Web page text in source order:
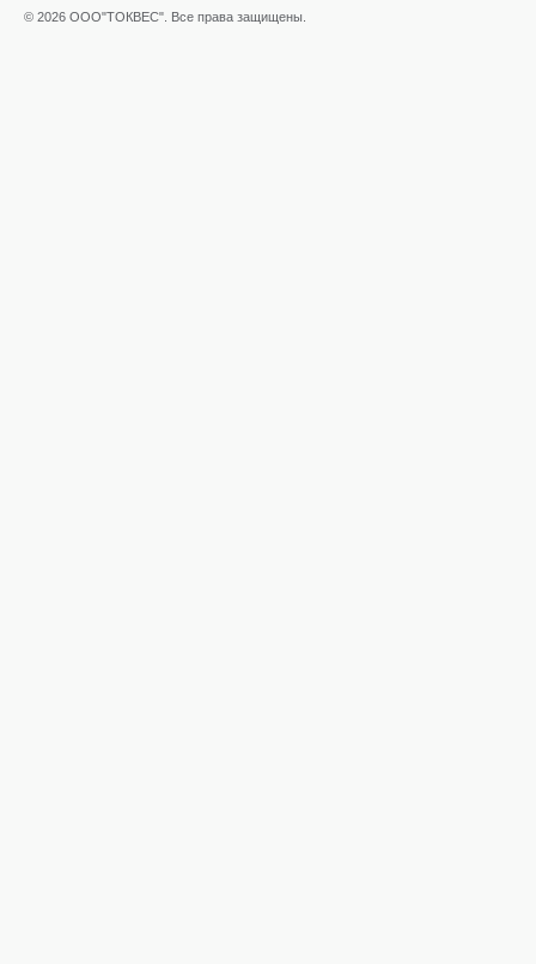
© 2026 ООО"ТОКВЕС". Все права защищены.